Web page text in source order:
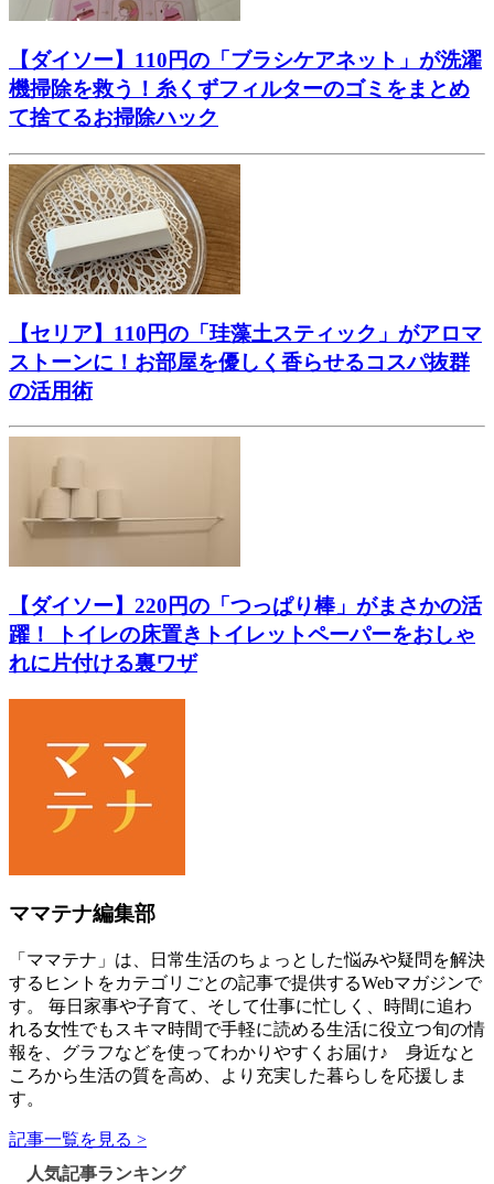
【ダイソー】110円の「ブラシケアネット」が洗濯
機掃除を救う！糸くずフィルターのゴミをまとめ
て捨てるお掃除ハック
【セリア】110円の「珪藻土スティック」がアロマ
ストーンに！お部屋を優しく香らせるコスパ抜群
の活用術
【ダイソー】220円の「つっぱり棒」がまさかの活
躍！ トイレの床置きトイレットペーパーをおしゃ
れに片付ける裏ワザ
ママテナ編集部
「ママテナ」は、日常生活のちょっとした悩みや疑問を解決
するヒントをカテゴリごとの記事で提供するWebマガジンで
す。 毎日家事や子育て、そして仕事に忙しく、時間に追わ
れる女性でもスキマ時間で手軽に読める生活に役立つ旬の情
報を、グラフなどを使ってわかりやすくお届け♪ 身近なと
ころから生活の質を高め、より充実した暮らしを応援しま
す。
記事一覧を見る >
人気記事ランキング